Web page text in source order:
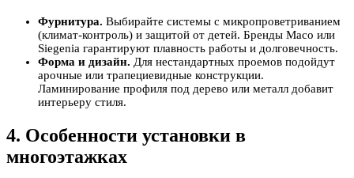
Фурнитура. Выбирайте системы с микропроветриванием
(климат-контроль) и защитой от детей. Бренды Maco или
Siegenia гарантируют плавность работы и долговечность.
Форма и дизайн. Для нестандартных проемов подойдут
арочные или трапециевидные конструкции.
Ламинирование профиля под дерево или металл добавит
интерьеру стиля.
4. Особенности установки в
многоэтажках